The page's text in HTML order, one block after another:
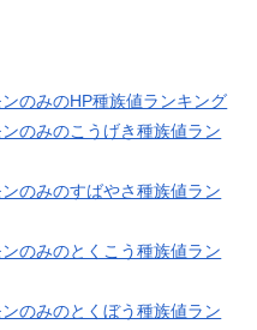
のみのHP種族値ランキング
のみのこうげき種族値ラン
のみのすばやさ種族値ラン
のみのとくこう種族値ラン
のみのとくぼう種族値ラン